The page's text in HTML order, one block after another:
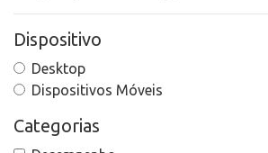
Dispositivo
Desktop
Dispositivos Móveis
Categorias